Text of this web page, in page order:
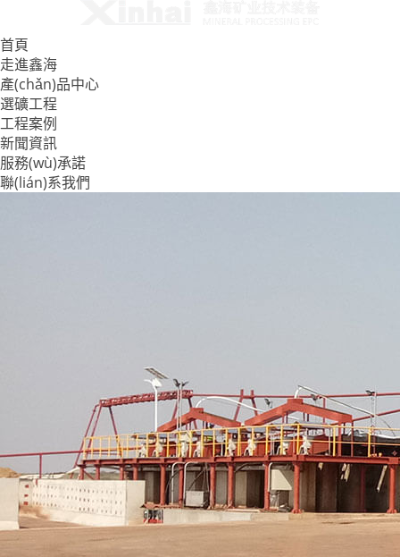
首頁
走進鑫海
產(chǎn)品中心
選礦工程
工程案例
新聞資訊
服務(wù)承諾
聯(lián)系我們